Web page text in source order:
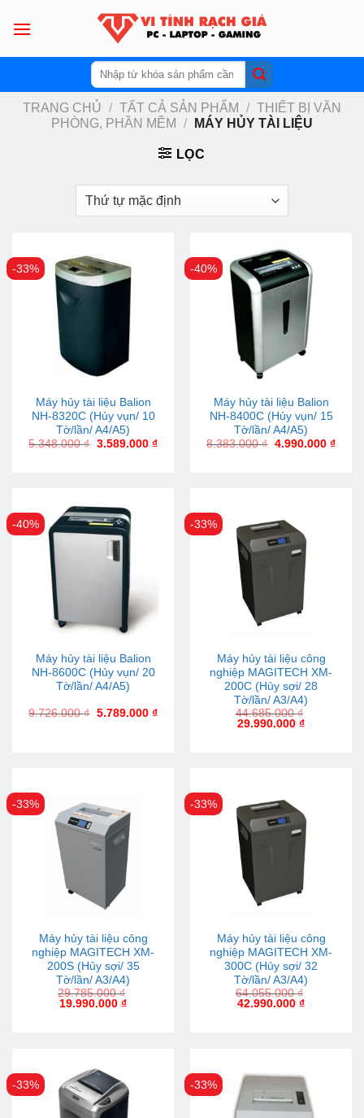
Tìm
kiếm:
TRANG CHỦ / TẤT CẢ SẢN PHẨM / THIẾT BỊ VĂN
PHÒNG, PHẦN MỀM
/ MÁY HỦY TÀI LIỆU
LỌC
-33%
Máy hủy tài liệu Balion
NH-8320C (Hủy vụn/ 10
Tờ/lần/ A4/A5)
5.348.000₫ 3.589.000 ₫
-40%
Máy hủy tài liệu Balion
NH-8400C (Hủy vụn/ 15
Tờ/lần/ A4/A5)
8.383.000₫ 4.990.000 ₫
-40%
Máy hủy tài liệu Balion
NH-8600C (Hủy vụn/ 20
Tờ/lần/ A4/A5)
9.726.000₫ 5.789.000 ₫
-33%
Máy hủy tài liệu công
nghiệp MAGITECH XM-
200C (Hủy sợi/ 28
Tờ/lần/ A3/A4)
44.685.000₫
29.990.000 ₫
-33%
Máy hủy tài liệu công
nghiệp MAGITECH XM-
200S (Hủy sợi/ 35
Tờ/lần/ A3/A4)
29.785.000₫
19.990.000 ₫
-33%
Máy hủy tài liệu công
nghiệp MAGITECH XM-
300C (Hủy sợi/ 32
Tờ/lần/ A3/A4)
64.055.000₫
42.990.000 ₫
-33% -33%